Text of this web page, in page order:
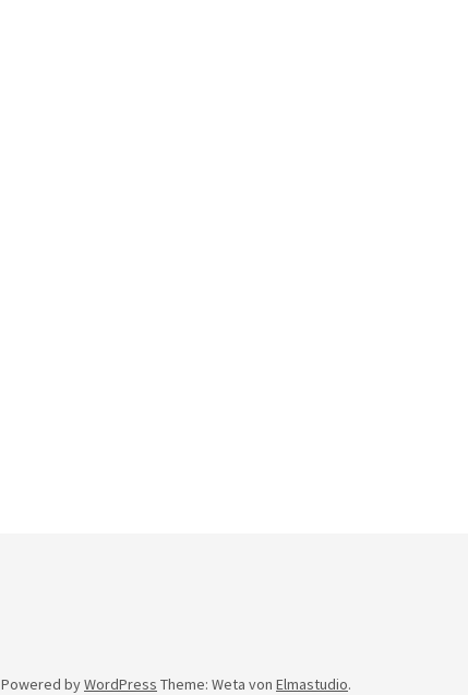
Powered byWordPress Theme: Weta von Elmastudio.